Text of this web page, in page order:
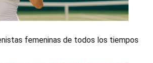
femeninas de todos los tiempos